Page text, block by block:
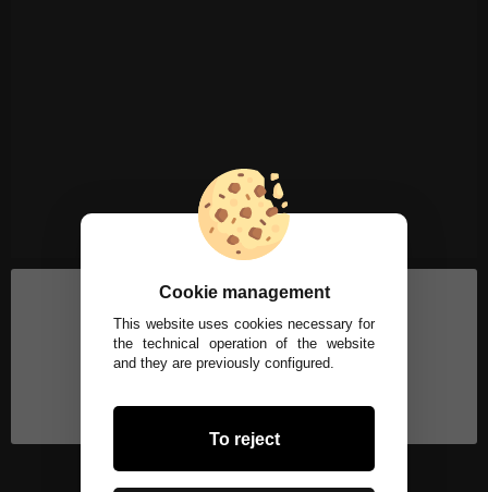
Cookie management
This website uses cookies necessary for
the technical operation of the website
and they are previously configured.
To reject